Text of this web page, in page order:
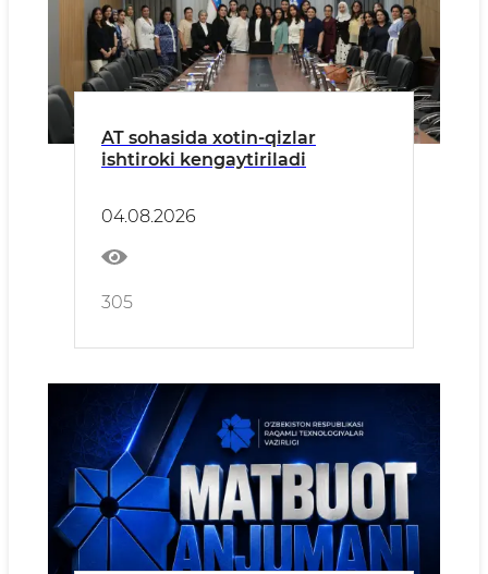
AT sohasida xotin-qizlar
ishtiroki kengaytiriladi
04.08.2026
305